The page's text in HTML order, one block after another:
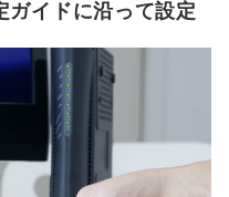
イドに沿って設定